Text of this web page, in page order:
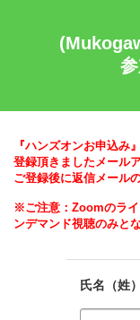
『ハンズオンお申込み
登録頂きましたメール
ご登録後に返信メール
※ご注意：Zoomのライ
ンデマンド視聴のみと
氏名（姓）